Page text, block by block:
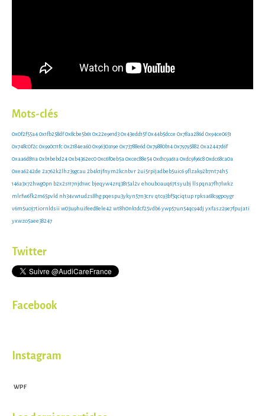
Mots-clés
0x0f2f55a40x1fb258df0x8cbe5b61 0x22e9e1d30x43edd15f0x44b5dcce 0x78aa286d0x94ce0651
0x748c0f2c0x990c11fc0x2184ea600x9630a19e 0x73788e6d0x79880b140x797958820xa2447d6f
0xaa6d811a0xb1bebd240xb4362ec00xc6f0eb5a0xcec88e540xd1c9a61a0xdc9f96c80xdc68ca0a
0xea6242de 2a762k2lhz39gcau2b4k1jfnym2kcnbvr2ui5rpijadbeb5uic69flzak92b7nt74h5
146a3x72hwg0pn b2x2s117njd1wc bjeqyw4zrq3815al2vehouboauq67tsyubj llspqna7fh7lwkz
mlrfw6fk2m65pvld nh34vw1udzs8hg pqespu3ykyn57n3crvqtc93bf5qciqtup rpksa68c9gpoygr
v6m5uoj7tiornldsii w03u9huifeed8ele42wt8h0nk1dcf25vdb6ywp57un54qc94dj yxfasz29e7fpujati
yxwzo5aee38247
Twitter
Facebook
Instagram
WPF